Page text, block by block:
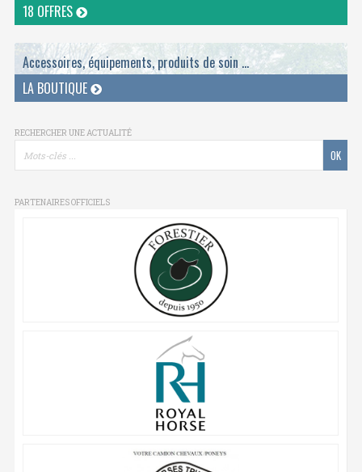
18 OFFRES
Accessoires, équipements, produits de soin ...
LA BOUTIQUE
RECHERCHER UNE ACTUALITÉ
PARTENAIRES OFFICIELS